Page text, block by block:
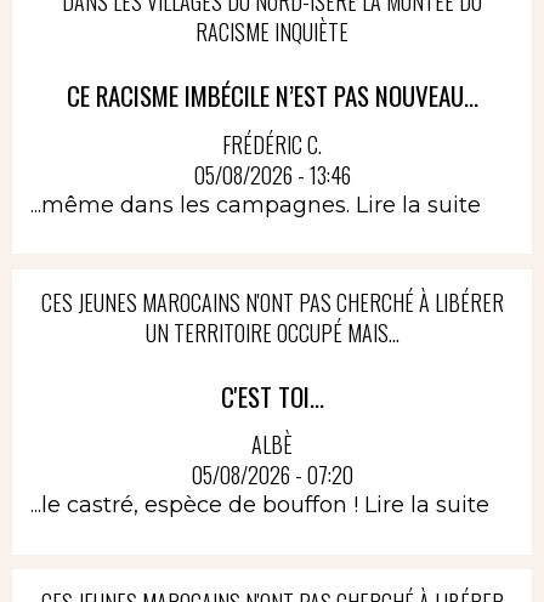
RACISME INQUIÈTE
CE RACISME IMBÉCILE N’EST PAS NOUVEAU...
FRÉDÉRIC C.
05/08/2026 - 13:46
...même dans les campagnes. Lire la suite
CES JEUNES MAROCAINS N'ONT PAS CHERCHÉ À LIBÉRER
UN TERRITOIRE OCCUPÉ MAIS...
C'EST TOI...
ALBÈ
05/08/2026 - 07:20
...le castré, espèce de bouffon ! Lire la suite